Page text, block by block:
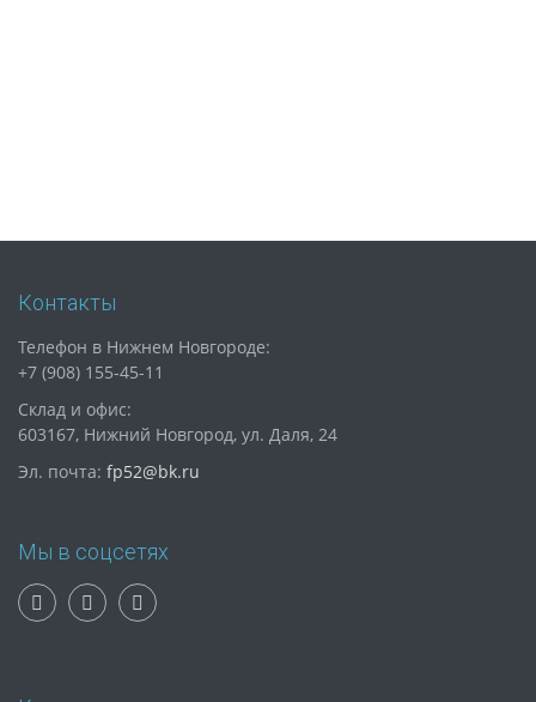
Контакты
Телефон в Нижнем Новгороде:
+7 (908) 155-45-11
Склад и офис:
603167, Нижний Новгород, ул. Даля, 24
Эл. почта: fp52@bk.ru
Мы в соцсетях